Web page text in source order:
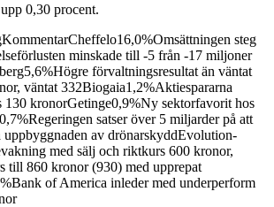
0,30 procent.
steg
minskade till -5 från -17 miljoner
förvaltningsresultat än väntat
väntat 332Biogaia1,2%Aktiespararna
130 kronorGetinge0,9%Ny sektorfavorit hos
satser över 5 miljarder på att
uppbyggnaden av drönarskyddEvolution-
med sälj och riktkurs 600 kronor,
till 860 kronor (930) med upprepat
of America inleder med underperform